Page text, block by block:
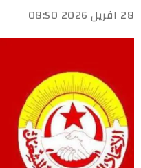
28 افريل 2026 08:50